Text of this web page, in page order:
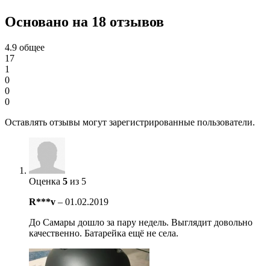
Основано на 18 отзывов
4.9 общее
17
1
0
0
0
Оставлять отзывы могут зарегистрированные пользователи.
Оценка 5 из 5
R***v – 01.02.2019
До Самары дошло за пару недель. Выглядит довольно
качественно. Батарейка ещё не села.